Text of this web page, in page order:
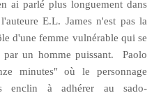
ai parlé plus longuement dans
E.L. James n'est pas la
d'une femme vulnérable qui se
par un homme puissant. Paolo
minutes" où le personnage
enclin à adhérer au sado-